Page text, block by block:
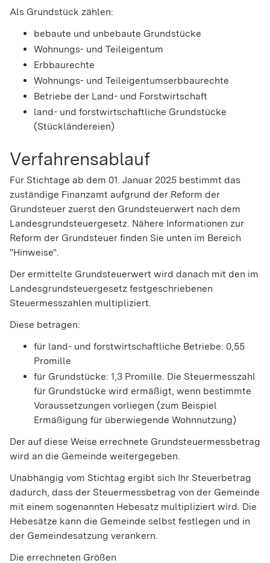
Als Grundstück zählen:
bebaute und unbebaute Grundstücke
Wohnungs- und Teileigentum
Erbbaurechte
Wohnungs- und Teileigentumserbbaurechte
Betriebe der Land- und Forstwirtschaft
land- und forstwirtschaftliche Grundstücke
(Stückländereien)
Verfahrensablauf
Für Stichtage ab dem 01. Januar 2025 bestimmt das
zuständige Finanzamt aufgrund der Reform der
Grundsteuer zuerst den Grundsteuerwert nach dem
Landesgrundsteuergesetz. Nähere Informationen zur
Reform der Grundsteuer finden Sie unten im Bereich
"Hinweise".
Der ermittelte Grundsteuerwert wird danach mit den im
Landesgrundsteuergesetz festgeschriebenen
Steuermesszahlen multipliziert.
Diese betragen:
für land- und forstwirtschaftliche Betriebe: 0,55
Promille
für Grundstücke: 1,3 Promille. Die Steuermesszahl
für Grundstücke wird ermäßigt, wenn bestimmte
Voraussetzungen vorliegen (zum Beispiel
Ermäßigung für überwiegende Wohnnutzung)
Der auf diese Weise errechnete Grundsteuermessbetrag
wird an die Gemeinde weitergegeben.
Unabhängig vom Stichtag ergibt sich Ihr Steuerbetrag
dadurch, dass der Steuermessbetrag von der Gemeinde
mit einem sogenannten Hebesatz multipliziert wird. Die
Hebesätze kann die Gemeinde selbst festlegen und in
der Gemeindesatzung verankern.
Die errechneten Größen